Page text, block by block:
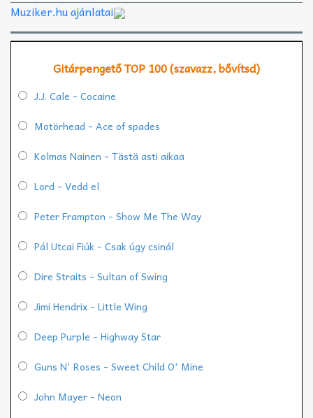
Muziker.hu ajánlatai
Gitárpengető TOP 100 (szavazz, bővítsd)
J.J. Cale - Cocaine
Motörhead - Ace of spades
Kolmas Nainen - Tästä asti aikaa
Lord - Vedd el
Peter Frampton - Show Me The Way
Pál Utcai Fiúk - Csak úgy csinál
Dire Straits - Sultan of Swing
Jimi Hendrix - Little Wing
Deep Purple - Highway Star
Guns N' Roses - Sweet Child O' Mine
John Mayer - Neon